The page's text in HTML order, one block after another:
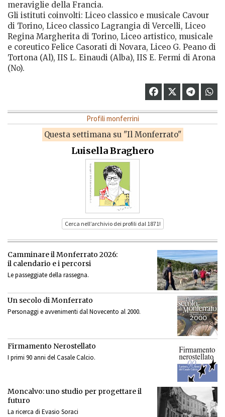
meraviglie della Francia.
Gli istituti coinvolti: Liceo classico e musicale Cavour
di Torino, Liceo classico Lagrangia di Vercelli, Liceo
Regina Margherita di Torino, Liceo artistico, musicale
e coreutico Felice Casorati di Novara, Liceo G. Peano di
Tortona (Al), IIS L. Einaudi (Alba), IIS E. Fermi di Arona
(No).
Profili monferrini
Questa settimana su "Il Monferrato"
Luisella Braghero
Cerca nell’archivio dei profili dal 1871!
Camminare il Monferrato 2026:
il calendario e i percorsi
Le passeggiate della rassegna.
Un secolo di Monferrato
Personaggi e avvenimenti dal Novecento al 2000.
Firmamento Nerostellato
I primi 90 anni del Casale Calcio.
Moncalvo: uno studio per progettare il
futuro
La ricerca di Evasio Soraci